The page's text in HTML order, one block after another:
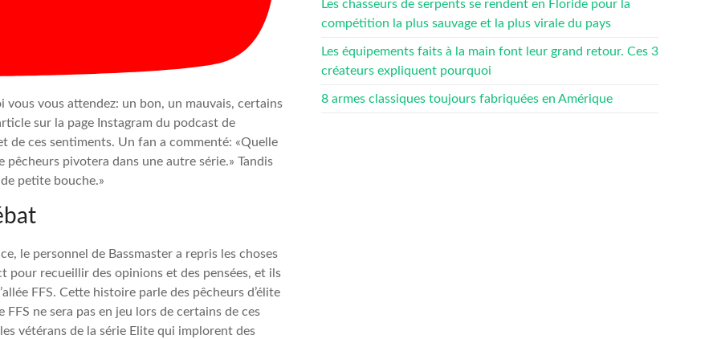
vous attendez: un bon, un mauvais, certains
sur la page Instagram du podcast de
de ces sentiments. Un fan a commenté: «Quelle
pivotera dans une autre série.» Tandis
petite bouche.»
le personnel de Bassmaster a repris les choses
pour recueillir des opinions et des pensées, et ils
FFS. Cette histoire parle des pêcheurs d’élite
ne sera pas en jeu lors de certains de ces
vétérans de la série Elite qui implorent des
Les chasseurs de serpents se rendent en Floride pour la
compétition la plus sauvage et la plus virale du pays
Les équipements faits à la main font leur grand retour. Ces 3
créateurs expliquent pourquoi
8 armes classiques toujours fabriquées en Amérique